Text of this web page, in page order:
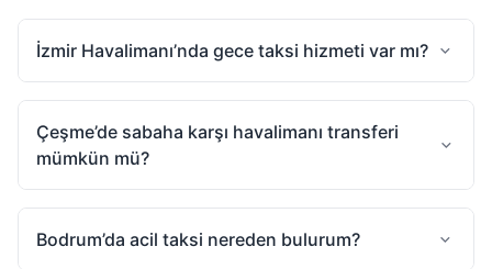
İzmir Havalimanı’nda gece taksi hizmeti var mı?
Çeşme’de sabaha karşı havalimanı transferi
mümkün mü?
Bodrum’da acil taksi nereden bulurum?